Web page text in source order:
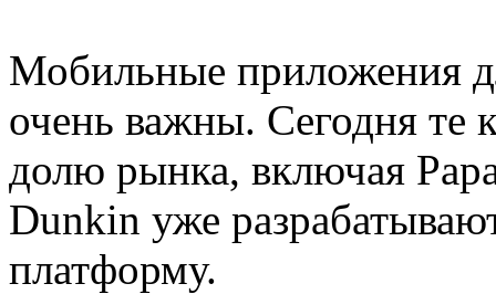
Мобильные приложения
очень важны. Сегодня те
долю рынка, включая
Dunkin уже
платформу.